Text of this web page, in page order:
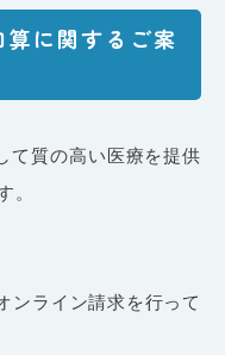
に関するご案
て質の高い医療を提供
ンライン請求を行って